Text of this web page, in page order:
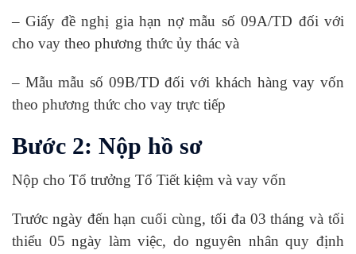
– Giấy đề nghị gia hạn nợ mẫu số 09A/TD đối với
cho vay theo phương thức ủy thác và
– Mẫu mẫu số 09B/TD đối với khách hàng vay vốn
theo phương thức cho vay trực tiếp
Bước 2: Nộp hồ sơ
Nộp cho Tổ trưởng Tổ Tiết kiệm và vay vốn
Trước ngày đến hạn cuối cùng, tối đa 03 tháng và tối
thiểu 05 ngày làm việc, do nguyên nhân quy định